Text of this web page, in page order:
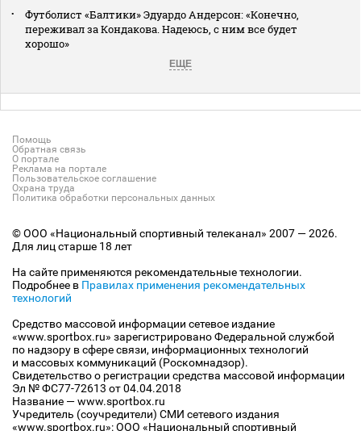
Футболист «Балтики» Эдуардо Андерсон: «Конечно,
переживал за Кондакова. Надеюсь, с ним все будет
хорошо»
ЕЩЕ
Помощь
Обратная связь
О портале
Реклама на портале
Пользовательское соглашение
Охрана труда
Политика обработки персональных данных
© ООО «Национальный спортивный телеканал» 2007 — 2026.
Для лиц старше 18 лет
На сайте применяются рекомендательные технологии.
Подробнее в Правилах применения рекомендательных
технологий
Средство массовой информации сетевое издание
«www.sportbox.ru» зарегистрировано Федеральной службой
по надзору в сфере связи, информационных технологий
и массовых коммуникаций (Роскомнадзор).
Свидетельство о регистрации средства массовой информации
Эл № ФС77-72613 от 04.04.2018
Название — www.sportbox.ru
Учредитель (соучредители) СМИ сетевого издания
«www.sportbox.ru»: ООО «Национальный спортивный